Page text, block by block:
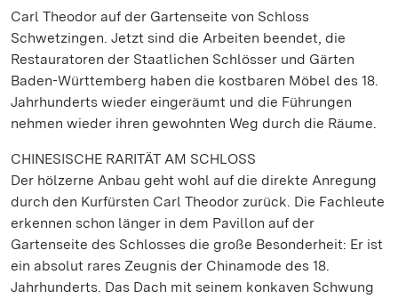
Carl Theodor auf der Gartenseite von Schloss
Schwetzingen. Jetzt sind die Arbeiten beendet, die
Restauratoren der Staatlichen Schlösser und Gärten
Baden-Württemberg haben die kostbaren Möbel des 18.
Jahrhunderts wieder eingeräumt und die Führungen
nehmen wieder ihren gewohnten Weg durch die Räume.
CHINESISCHE RARITÄT AM SCHLOSS
Der hölzerne Anbau geht wohl auf die direkte Anregung
durch den Kurfürsten Carl Theodor zurück. Die Fachleute
erkennen schon länger in dem Pavillon auf der
Gartenseite des Schlosses die große Besonderheit: Er ist
ein absolut rares Zeugnis der Chinamode des 18.
Jahrhunderts. Das Dach mit seinem konkaven Schwung